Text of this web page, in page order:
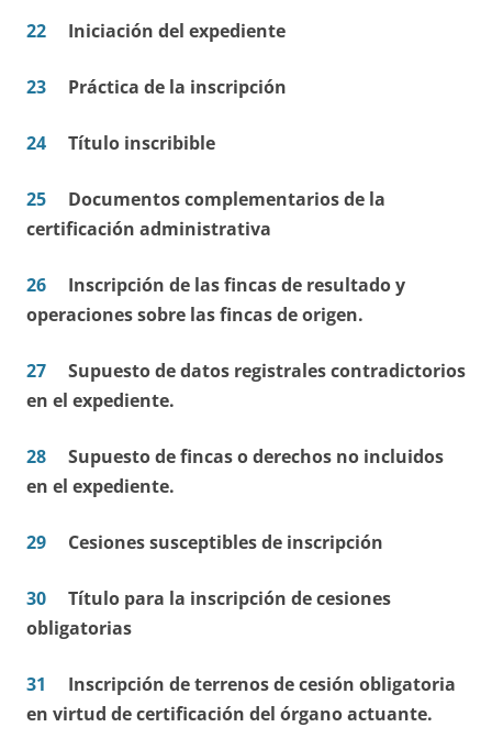
22 Iniciación del expediente
23 Práctica de la inscripción
24 Título inscribible
25 Documentos complementarios de la
certificación administrativa
26 Inscripción de las fincas de resultado y
operaciones sobre las fincas de origen.
27 Supuesto de datos registrales contradictorios
en el expediente.
28 Supuesto de fincas o derechos no incluidos
en el expediente.
29 Cesiones susceptibles de inscripción
30 Título para la inscripción de cesiones
obligatorias
31 Inscripción de terrenos de cesión obligatoria
en virtud de certificación del órgano actuante.